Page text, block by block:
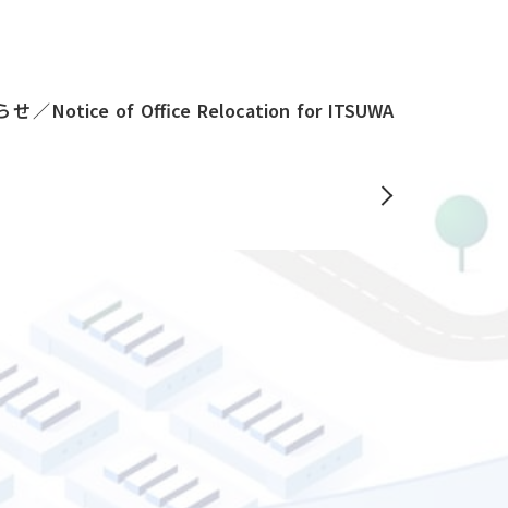
せ／Notice of Office Relocation for ITSUWA